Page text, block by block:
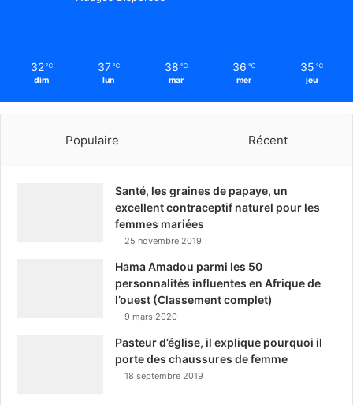
32 ℃
dim
37 ℃
lun
38 ℃
mar
36 ℃
mer
35 ℃
jeu
Populaire Récent
Santé, les graines de papaye, un
excellent contraceptif naturel pour les
femmes mariées
25 novembre 2019
Hama Amadou parmi les 50
personnalités influentes en Afrique de
l’ouest (Classement complet)
9 mars 2020
Pasteur d’église, il explique pourquoi il
porte des chaussures de femme
18 septembre 2019